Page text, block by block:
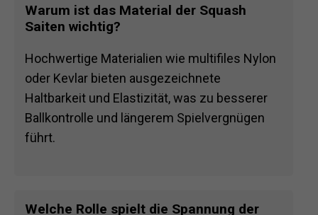
Warum ist das Material der Squash
Saiten wichtig?
Hochwertige Materialien wie multifiles Nylon
oder Kevlar bieten ausgezeichnete
Haltbarkeit und Elastizität, was zu besserer
Ballkontrolle und längerem Spielvergnügen
führt.
Welche Rolle spielt die Spannung der